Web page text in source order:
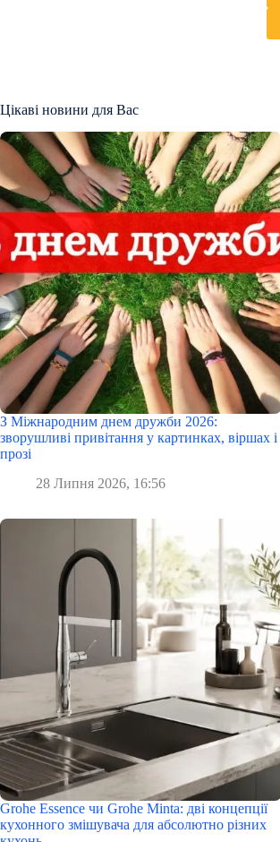
Цікаві новини для Вас
З Міжнародним днем дружби 2026:
зворушливі привітання у картинках, віршах і
прозі
28 Липня 2026, 16:56
Grohe Essence чи Grohe Minta: дві концепції
кухонного змішувача для абсолютно різних